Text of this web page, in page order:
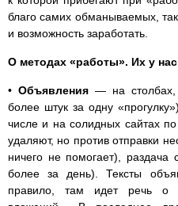
благо самих обманываемых,
и возможность заработать.
О методах «работы». Их у
• Объявления— на столбах,
более штук за одну
числе и на солидных сайтах
удаляют, но против отправки
ничего не помогает),
более за день). Тексты
правило, там идет речь о